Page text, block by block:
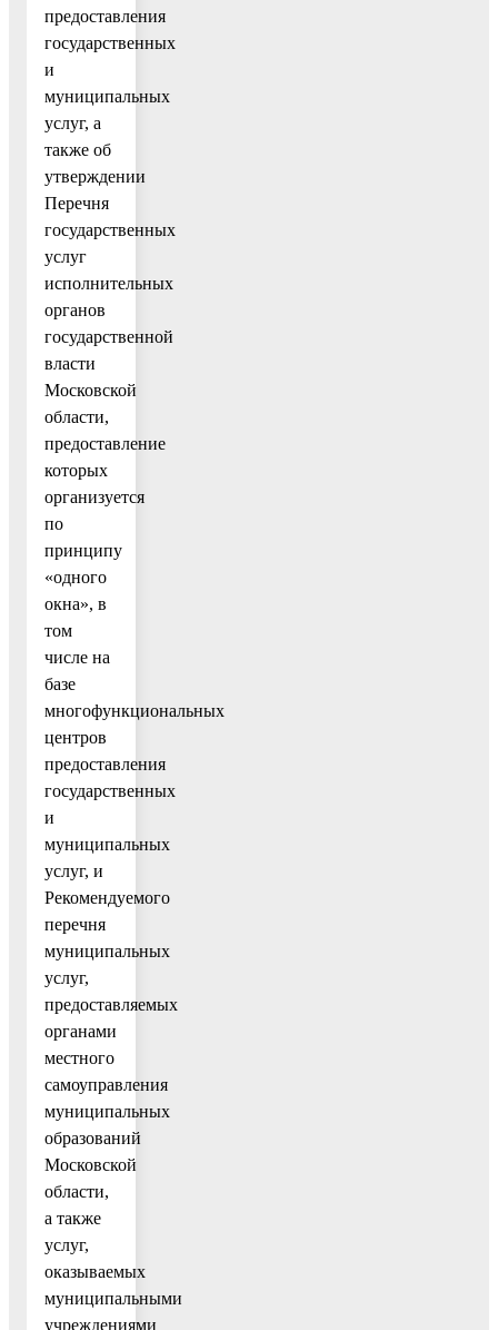
предоставления
государственных
и
муниципальных
услуг, а
также об
утверждении
Перечня
государственных
услуг
исполнительных
органов
государственной
власти
Московской
области,
предоставление
которых
организуется
по
принципу
«одного
окна», в
том
числе на
базе
многофункциональных
центров
предоставления
государственных
и
муниципальных
услуг, и
Рекомендуемого
перечня
муниципальных
услуг,
предоставляемых
органами
местного
самоуправления
муниципальных
образований
Московской
области,
а также
услуг,
оказываемых
муниципальными
учреждениями